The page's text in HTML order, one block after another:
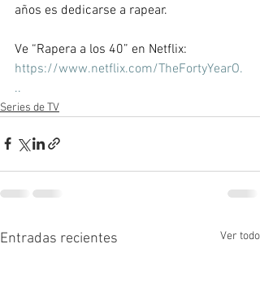
años es dedicarse a rapear.
Ve “Rapera a los 40” en Netflix:
https://www.netflix.com/TheFortyYearO.
..
Series de TV
Entradas recientes Ver todo